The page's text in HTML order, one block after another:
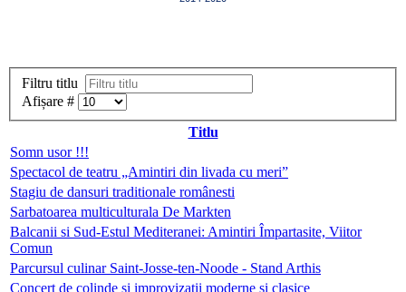
Filtru titlu
Afișare #
Titlu
Somn usor !!!
Spectacol de teatru „Amintiri din livada cu meri”
Stagiu de dansuri traditionale românesti
Sarbatoarea multiculturala De Markten
Balcanii si Sud-Estul Mediteranei: Amintiri Împartasite, Viitor
Comun
Parcursul culinar Saint-Josse-ten-Noode - Stand Arthis
Concert de colinde si improvizatii moderne si clasice